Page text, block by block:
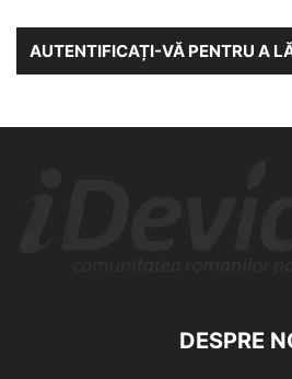
AUTENTIFICAȚI-VĂ PENTRU A
DESPRE